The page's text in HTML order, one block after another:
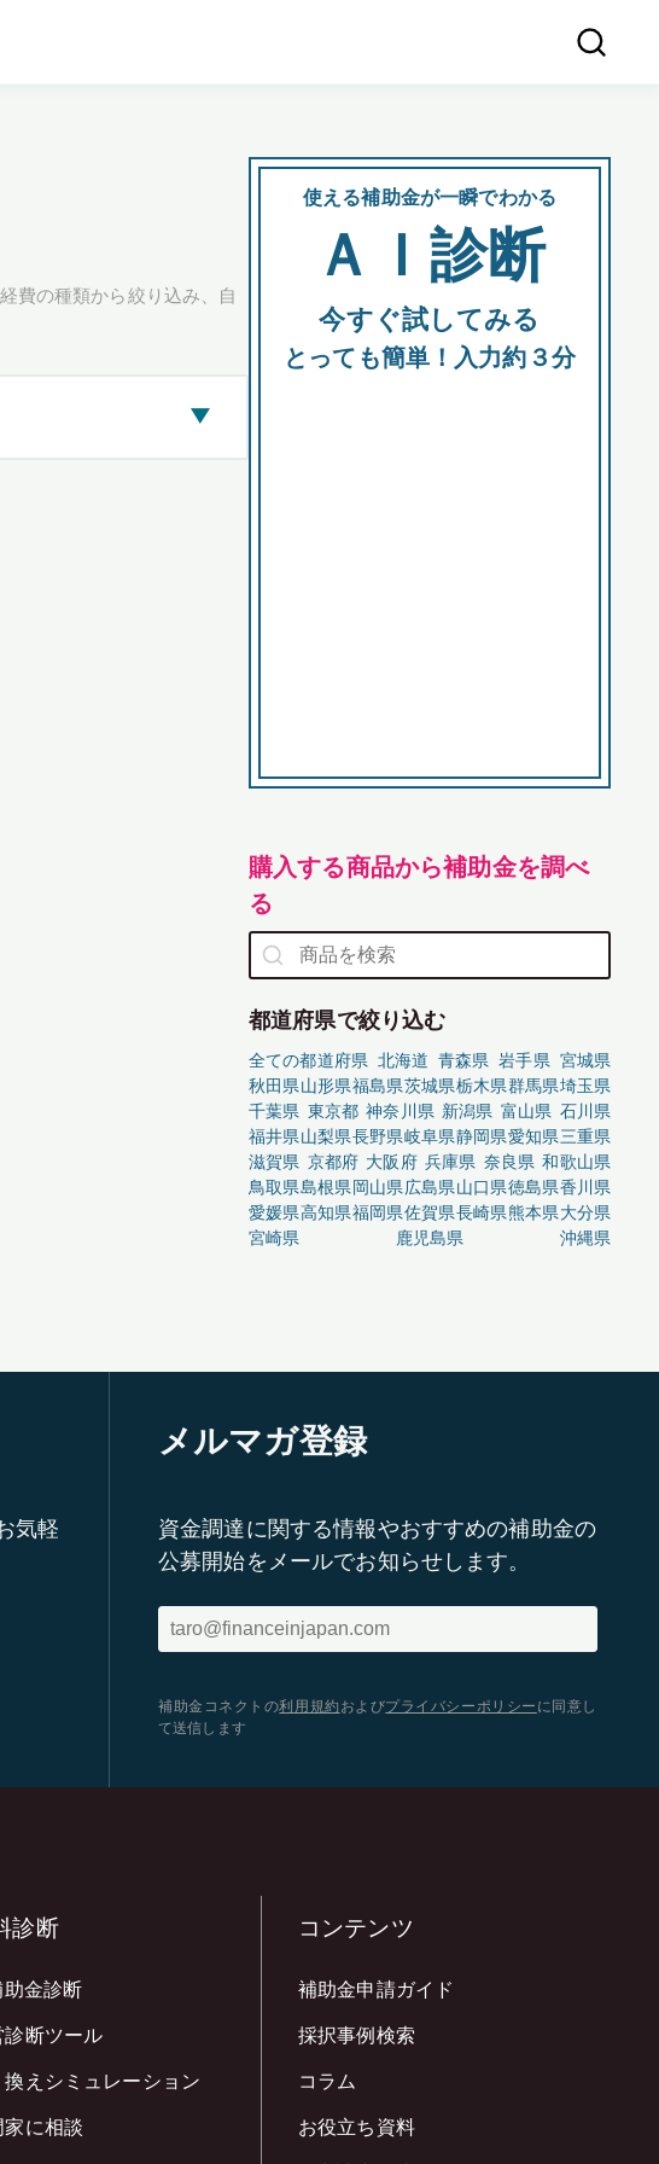
費の種類から絞り込み、自
▶
使える補助金が一瞬でわかる
ＡＩ診断
今すぐ試してみる
とっても簡単！入力約３分
購入する商品から補助金を調べ
る
都道府県で絞り込む
全ての都道府県 北海道 青森県 岩手県 宮城県
秋田県山形県福島県茨城県栃木県群馬県埼玉県
千葉県 東京都 神奈川県 新潟県 富山県 石川県
福井県山梨県長野県岐阜県静岡県愛知県三重県
滋賀県 京都府 大阪府 兵庫県 奈良県 和歌山県
鳥取県島根県岡山県広島県山口県徳島県香川県
愛媛県高知県福岡県佐賀県長崎県熊本県大分県
宮崎県
鹿児島県 沖縄県
気軽
メルマガ登録
資金調達に関する情報やおすすめの補助金の
公募開始をメールでお知らせします。
補助金コネクトの利用規約 およびプライバシーポリシー に同意し
て送信します
診断
金診断
診断ツール
換えシミュレーション
家に相談
コンテンツ
補助金申請ガイド
採択事例検索
コラム
お役立ち資料